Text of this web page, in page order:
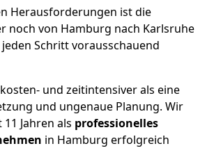
Herausforderungen ist die
noch von Hamburg nach Karlsruhe
Schritt vorausschauend
und zeitintensiver als eine
und ungenaue Planung. Wir
Jahren als professionelles
in Hamburg erfolgreich